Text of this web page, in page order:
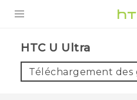
VIVE
HTC U Ultra‎
Téléchargement des